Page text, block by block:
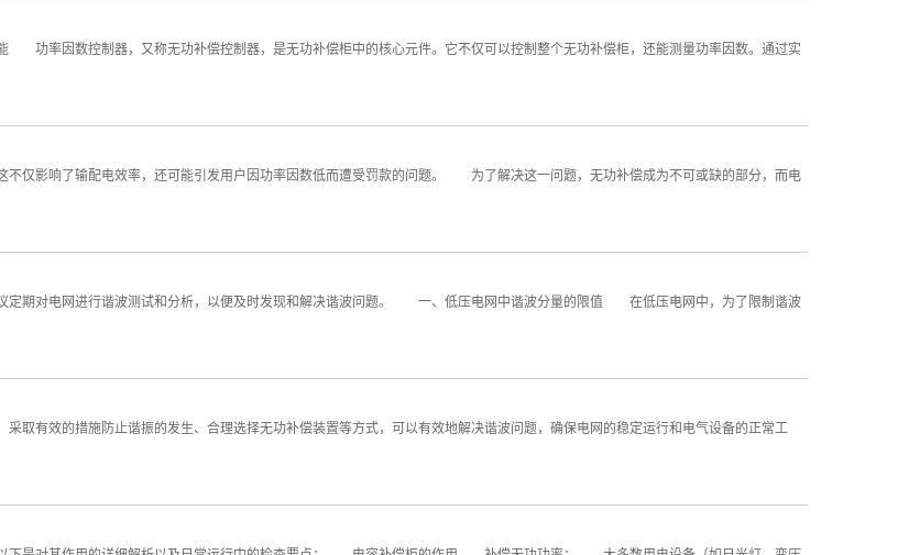
因数控制器，又称无功补偿控制器，是无功补偿柜中的核心元件。它不仅可以控制整个无功补偿柜，还能测量功率因数。通过实
仅影响了输配电效率，还可能引发用户因功率因数低而遭受罚款的问题。 为了解决这一问题，无功补偿成为不可或缺的部分，而电
定期对电网进行谐波测试和分析，以便及时发现和解决谐波问题。 一、低压电网中谐波分量的限值 在低压电网中，为了限制谐波
有效的措施防止谐振的发生、合理选择无功补偿装置等方式，可以有效地解决谐波问题，确保电网的稳定运行和电气设备的正常工